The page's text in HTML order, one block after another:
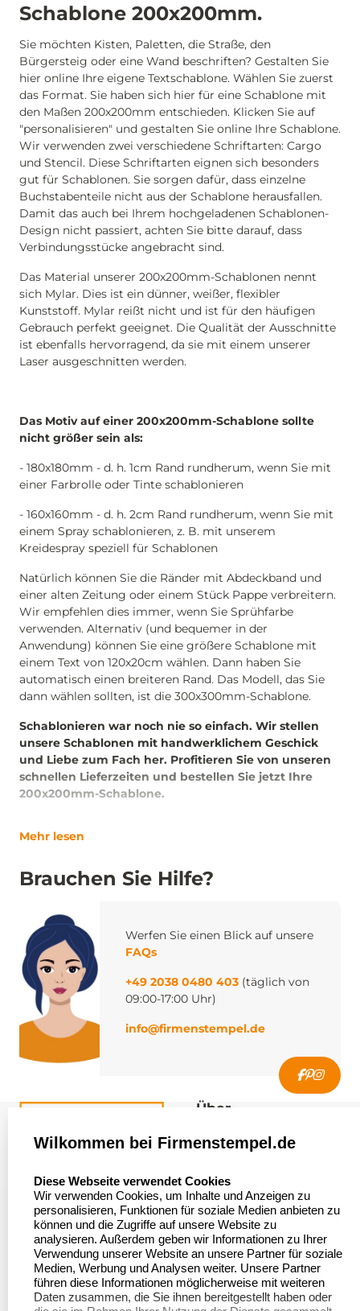
Schablone 200x200mm.
Sie möchten Kisten, Paletten, die Straße, den
Bürgersteig oder eine Wand beschriften? Gestalten Sie
hier online Ihre eigene Textschablone. Wählen Sie zuerst
das Format. Sie haben sich hier für eine Schablone mit
den Maßen 200x200mm entschieden. Klicken Sie auf
"personalisieren" und gestalten Sie online Ihre Schablone.
Wir verwenden zwei verschiedene Schriftarten: Cargo
und Stencil. Diese Schriftarten eignen sich besonders
gut für Schablonen. Sie sorgen dafür, dass einzelne
Buchstabenteile nicht aus der Schablone herausfallen.
Damit das auch bei Ihrem hochgeladenen Schablonen-
Design nicht passiert, achten Sie bitte darauf, dass
Verbindungsstücke angebracht sind.
Das Material unserer 200x200mm-Schablonen nennt
sich Mylar. Dies ist ein dünner, weißer, flexibler
Kunststoff. Mylar reißt nicht und ist für den häufigen
Gebrauch perfekt geeignet. Die Qualität der Ausschnitte
ist ebenfalls hervorragend, da sie mit einem unserer
Laser ausgeschnitten werden.
Das Motiv auf einer 200x200mm-Schablone sollte
nicht größer sein als:
- 180x180mm - d. h. 1cm Rand rundherum, wenn Sie mit
einer Farbrolle oder Tinte schablonieren
- 160x160mm - d. h. 2cm Rand rundherum, wenn Sie mit
einem Spray schablonieren, z. B. mit unserem
Kreidespray speziell für Schablonen
Natürlich können Sie die Ränder mit Abdeckband und
einer alten Zeitung oder einem Stück Pappe verbreitern.
Wir empfehlen dies immer, wenn Sie Sprühfarbe
verwenden. Alternativ (und bequemer in der
Anwendung) können Sie eine größere Schablone mit
einem Text von 120x20cm wählen. Dann haben Sie
automatisch einen breiteren Rand. Das Modell, das Sie
dann wählen sollten, ist die 300x300mm-Schablone.
Schablonieren war noch nie so einfach. Wir stellen
unsere Schablonen mit handwerklichem Geschick
und Liebe zum Fach her. Profitieren Sie von unseren
schnellen Lieferzeiten und bestellen Sie jetzt Ihre
200x200mm-Schablone.
Mehr lesen
Brauchen Sie Hilfe?
Werfen Sie einen Blick auf unsere
FAQs
+49 2038 0480 403 (täglich von
09:00-17:00 Uhr)
info@firmenstempel.de
Asterlager Straße 97
47228 Duisburg
Deutschland
Über
Über uns
Bewerten Sie uns
Sitemap
Stempel in
Deutschland
Wilkommen bei Firmenstempel.de
Diese Webseite verwendet Cookies
Wir verwenden Cookies, um Inhalte und Anzeigen zu
personalisieren, Funktionen für soziale Medien anbieten zu
können und die Zugriffe auf unsere Website zu
analysieren. Außerdem geben wir Informationen zu Ihrer
Verwendung unserer Website an unsere Partner für soziale
Medien, Werbung und Analysen weiter. Unsere Partner
führen diese Informationen möglicherweise mit weiteren
Daten zusammen, die Sie ihnen bereitgestellt haben oder